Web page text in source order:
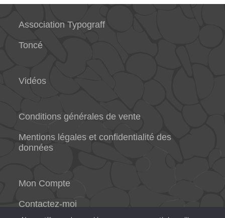
Association Typograff
Toncé
Vidéos
Conditions générales de vente
Mentions légales et confidentialité des
données
Mon Compte
Contactez-moi